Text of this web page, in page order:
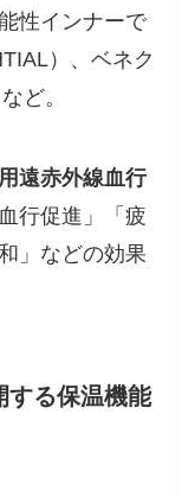
性インナーで
）、ベネク
ど。
遠赤外線血行
行促進」「疲
」などの効果
する保温機能